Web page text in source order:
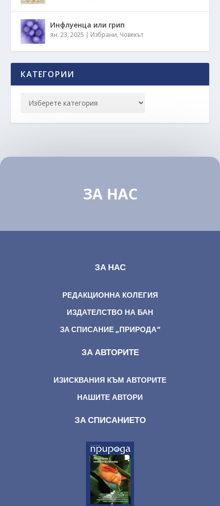
Инфлуенца или грип
ян. 23, 2025 | Избрани, Човекът
КАТЕГОРИИ
ЗА НАС
ЗА НАС
РЕДАКЦИОННА КОЛЕГИЯ
ИЗДАТЕЛСТВО НА БАН
ЗА СПИСАНИЕ „ПРИРОДА“
ЗА АВТОРИТЕ
ИЗИСКВАНИЯ КЪМ АВТОРИТЕ
НАШИТЕ АВТОРИ
ЗА СПИСАНИЕТО